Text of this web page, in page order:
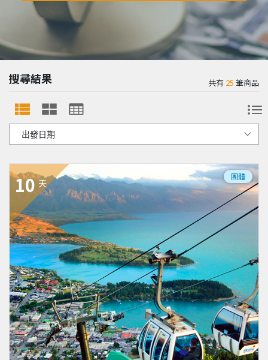
搜尋結果 共有 25 筆商品
10 天
團體